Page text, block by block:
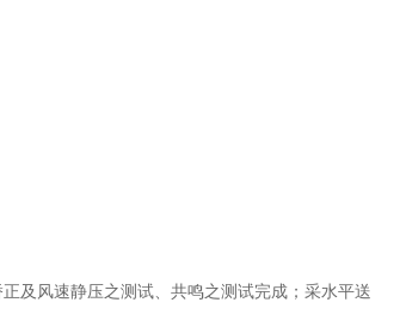
及风速静压之测试、共鸣之测试完成；采水平送